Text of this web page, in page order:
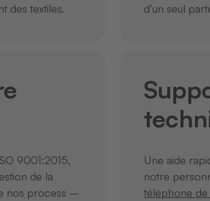
des textiles.
d’un seul
9001:2015,
de la
nos process –
Une aide
notre
téléphone de